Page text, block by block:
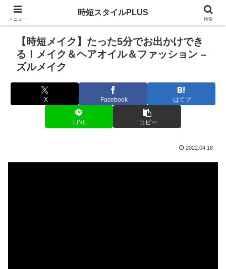
【時短メイク】たった5分でお出かけでき
る！メイク＆ヘアオイル＆ファッション –
ズルメイク
X Facebook はてブ
LINE コピー
2022.04.18
メニュー
時短スタイルPLUS
検索